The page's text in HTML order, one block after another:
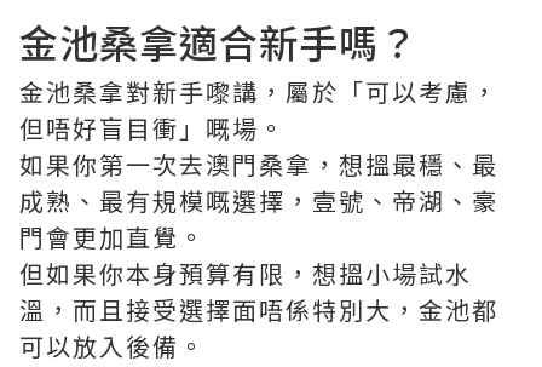
金池桑拿適合新手嗎？
金池桑拿對新手嚟講，屬於「可以考慮，
但唔好盲目衝」嘅場。
如果你第一次去澳門桑拿，想搵最穩、最
成熟、最有規模嘅選擇，壹號、帝湖、豪
門會更加直覺。
但如果你本身預算有限，想搵小場試水
溫，而且接受選擇面唔係特別大，金池都
可以放入後備。